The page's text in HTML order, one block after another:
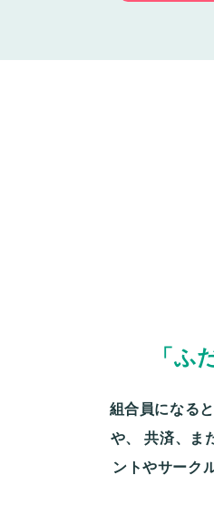
「ふ
組合員になる
や、共済、ま
ントやサーク